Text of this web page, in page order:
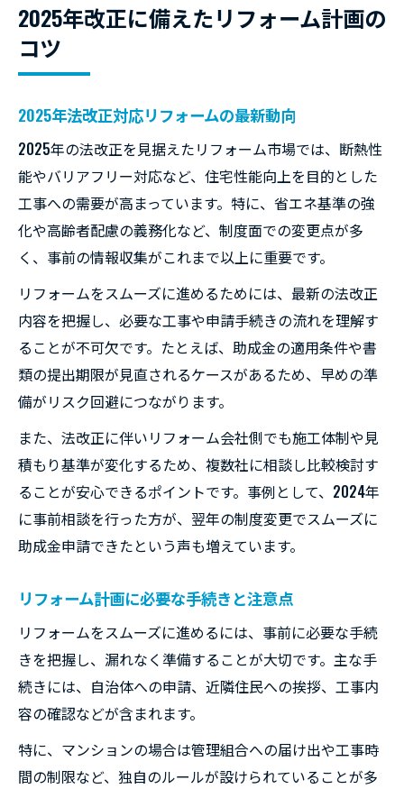
2025年改正に備えたリフォーム計画の
コツ
2025年法改正対応リフォームの最新動向
2025年の法改正を見据えたリフォーム市場では、断熱性
能やバリアフリー対応など、住宅性能向上を目的とした
工事への需要が高まっています。特に、省エネ基準の強
化や高齢者配慮の義務化など、制度面での変更点が多
く、事前の情報収集がこれまで以上に重要です。
リフォームをスムーズに進めるためには、最新の法改正
内容を把握し、必要な工事や申請手続きの流れを理解す
ることが不可欠です。たとえば、助成金の適用条件や書
類の提出期限が見直されるケースがあるため、早めの準
備がリスク回避につながります。
また、法改正に伴いリフォーム会社側でも施工体制や見
積もり基準が変化するため、複数社に相談し比較検討す
ることが安心できるポイントです。事例として、2024年
に事前相談を行った方が、翌年の制度変更でスムーズに
助成金申請できたという声も増えています。
リフォーム計画に必要な手続きと注意点
リフォームをスムーズに進めるには、事前に必要な手続
きを把握し、漏れなく準備することが大切です。主な手
続きには、自治体への申請、近隣住民への挨拶、工事内
容の確認などが含まれます。
特に、マンションの場合は管理組合への届け出や工事時
間の制限など、独自のルールが設けられていることが多